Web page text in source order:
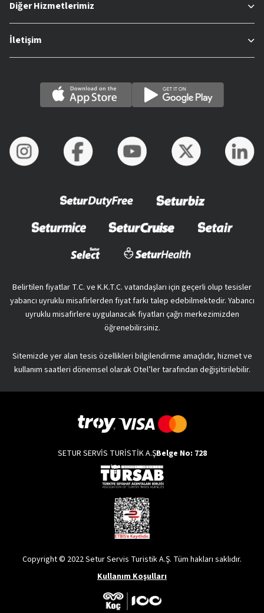
Diğer Hizmetlerimiz
İletişim
Belirtilen fiyatlar T.C. ve K.K.T.C. vatandaşları için geçerli olup tesisler
yabancı uyruklu misafirlerden fiyat farkı talep edebilmektedir. Yabancı
uyruklu misafirlere uygulanacak fiyatları çağrı merkezimizden
öğrenebilirsiniz.
Sitemizde yer alan tesis özellikleri bilgilendirme amaçlıdır, hizmet ve
kullanım saatleri dönemsel olarak Otel’ler tarafından değişitirilebilir.
SETUR SERVİS TURİSTİK A.ŞBelge No: 728
Copyright © 2022 Setur Servis Turistik A.Ş. Tüm hakları saklıdır.
Kullanım Koşulları